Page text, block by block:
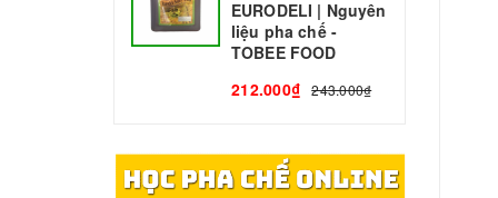
EURODELI | Nguyên
liệu pha chế -
TOBEE FOOD
212.000₫
243.000₫